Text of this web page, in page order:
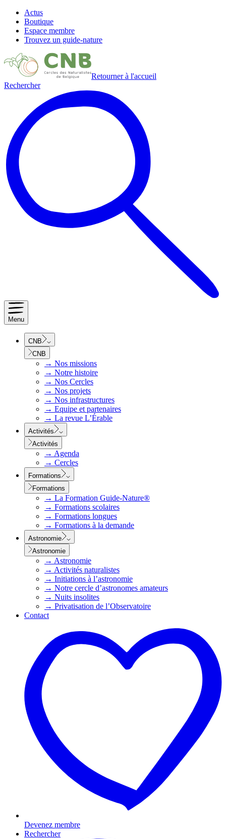
Actus
Boutique
Espace membre
Trouvez un guide-nature
Retourner à l'accueil
Rechercher
Menu
CNB
CNB
→ Nos missions
→ Notre histoire
→ Nos Cercles
→ Nos projets
→ Nos infrastructures
→ Equipe et partenaires
→ La revue L’Érable
Activités
Activités
→ Agenda
→ Cercles
Formations
Formations
→ La Formation Guide-Nature®
→ Formations scolaires
→ Formations longues
→ Formations à la demande
Astronomie
Astronomie
→ Astronomie
→ Activités naturalistes
→ Initiations à l’astronomie
→ Notre cercle d’astronomes amateurs
→ Nuits insolites
→ Privatisation de l’Observatoire
Contact
Devenez membre
Rechercher